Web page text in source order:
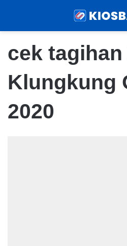
cek tagihan
Klungkung
2020